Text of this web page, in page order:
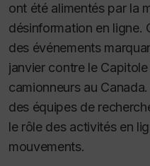
ont été alimentés par la
désinformation en ligne.
des événements
janvier contre le
camionneurs au
des équipes de
le rôle des activités en
mouvements.